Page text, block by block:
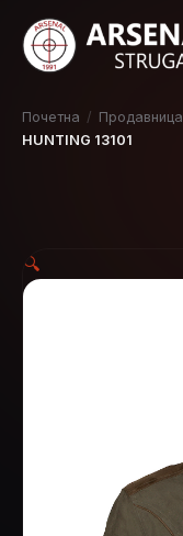
Почетна / Продавница
HUNTING 13101
🔍